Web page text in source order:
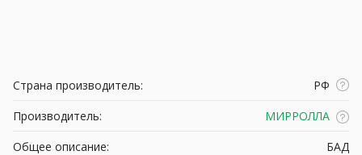
Страна производитель:
РФ
Производитель:
МИРРОЛЛА
Общее описание:
БАД